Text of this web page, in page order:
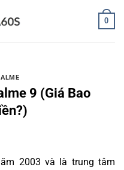
0
9 (Giá Bao
2003 và là trung tâm